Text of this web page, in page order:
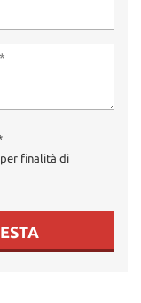
finalità di